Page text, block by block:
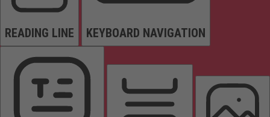
READING LINE KEYBOARD NAVIGATION